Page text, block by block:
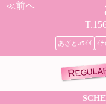
≪前へ
あざとｶﾜｲｲ ｲﾁ